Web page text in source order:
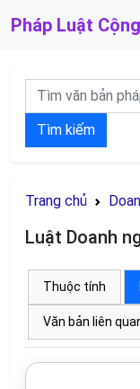
Pháp Luật
Tìm kiếm
Trang chủ
Luật Doanh
Thuộc tính
Văn bản liên